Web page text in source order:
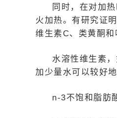
同时，在对加
火加热。有研究证
维生素C、类黄酮和
水溶性维生素
加少量水可以较好
n-3不饱和脂肪